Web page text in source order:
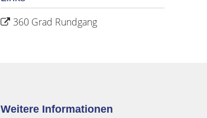
360 Grad Rundgang
Weitere Informationen